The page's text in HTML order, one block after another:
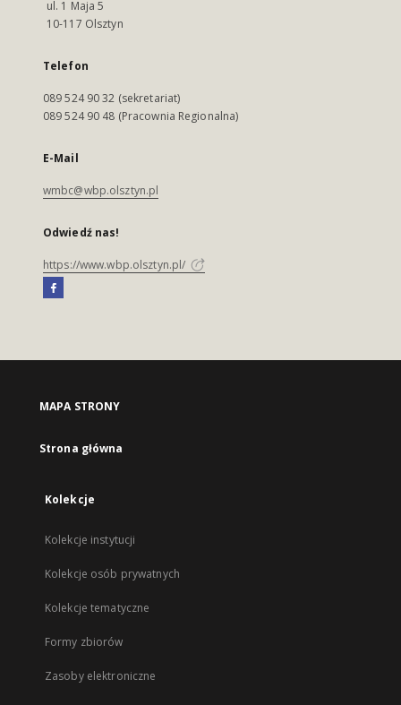
ul. 1 Maja 5
10-117 Olsztyn
Telefon
089 524 90 32 (sekretariat)
089 524 90 48 (Pracownia Regionalna)
E-Mail
wmbc@wbp.olsztyn.pl
Odwiedź nas!
https://www.wbp.olsztyn.pl/
MAPA STRONY
Strona główna
Kolekcje
Kolekcje instytucji
Kolekcje osób prywatnych
Kolekcje tematyczne
Formy zbiorów
Zasoby elektroniczne